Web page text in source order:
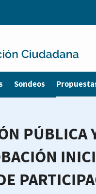
Sondeos
PÚBLICA